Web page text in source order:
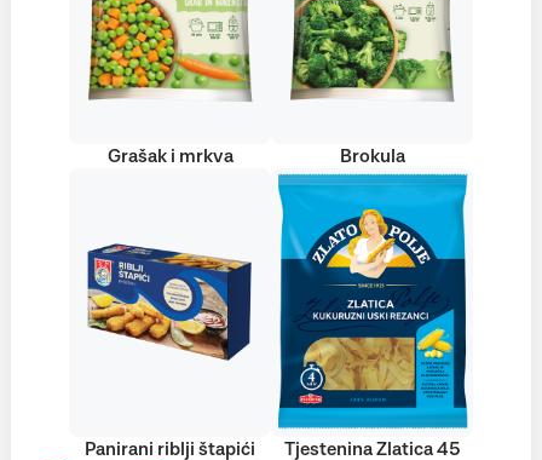
Grašak i mrkva Brokula
Panirani riblji štapići Tjestenina Zlatica 45